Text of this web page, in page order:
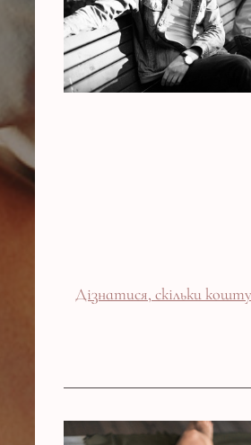
Дізнатися, скільки